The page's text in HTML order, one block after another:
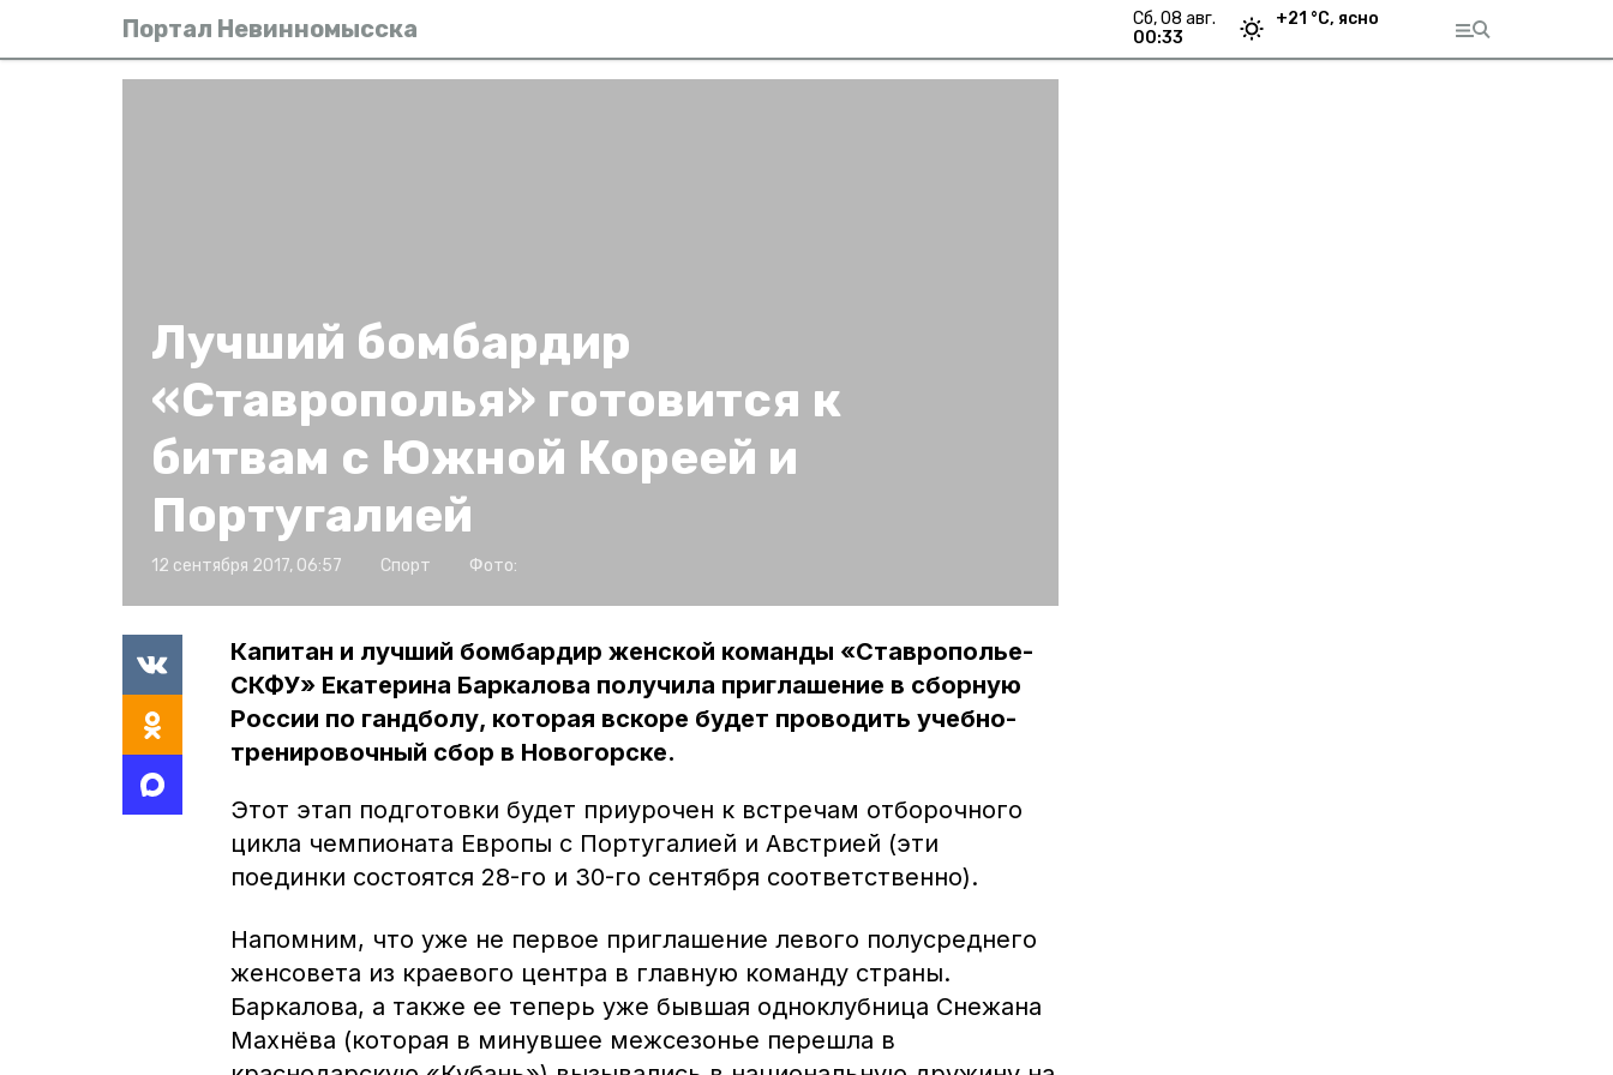
Портал Невинномысска
сб, 08 авг.
00:33
+21 °С, ясно
Лучший бомбардир
«Ставрополья» готовится к
битвам с Южной Кореей и
Португалией
12 сентября 2017, 06:57 Спорт Фото:
Капитан и лучший бомбардир женской команды «Ставрополье-
СКФУ» Екатерина Баркалова получила приглашение в сборную
России по гандболу, которая вскоре будет проводить учебно-
тренировочный сбор в Новогорске.
Этот этап подготовки будет приурочен к встречам отборочного
цикла чемпионата Европы с Португалией и Австрией (эти
поединки состоятся 28-го и 30-го сентября соответственно).
Напомним, что уже не первое приглашение левого полусреднего
женсовета из краевого центра в главную команду страны.
Баркалова, а также ее теперь уже бывшая одноклубница Снежана
Махнёва (которая в минувшее межсезонье перешла в